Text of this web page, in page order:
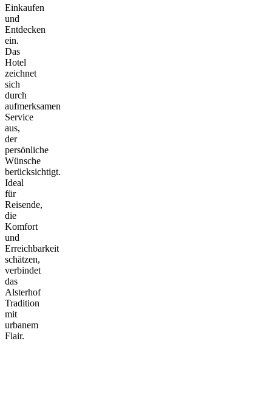
Einkaufen
und
Entdecken
ein.
Das
Hotel
zeichnet
sich
durch
aufmerksamen
Service
aus,
der
persönliche
Wünsche
berücksichtigt.
Ideal
für
Reisende,
die
Komfort
und
Erreichbarkeit
schätzen,
verbindet
das
Alsterhof
Tradition
mit
urbanem
Flair.